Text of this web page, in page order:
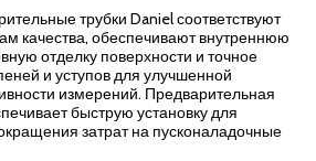
трубки Daniel соответствуют
качества, обеспечивают внутреннюю
отделку поверхности и точное
и уступов для улучшенной
измерений. Предварительная
быструю установку для
затрат на пусконаладочные